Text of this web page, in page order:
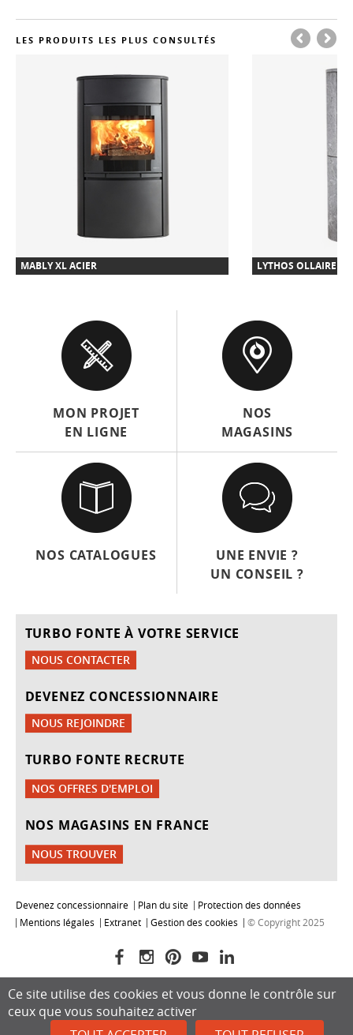
LES PRODUITS LES PLUS CONSULTÉS
MABLY XL ACIER LYTHOS OLLAIRE
MON PROJET
EN LIGNE
NOS
MAGASINS
NOS CATALOGUES
UNE ENVIE ?
UN CONSEIL ?
TURBO FONTE À VOTRE SERVICE
NOUS CONTACTER
DEVENEZ CONCESSIONNAIRE
NOUS REJOINDRE
TURBO FONTE RECRUTE
NOS OFFRES D'EMPLOI
NOS MAGASINS EN FRANCE
NOUS TROUVER
Devenez concessionnaire Plan du site
Protection des données
Mentions légales
Extranet Gestion des cookies © Copyright 2025
Ce site utilise des cookies et vous donne le contrôle sur
ceux que vous souhaitez activer